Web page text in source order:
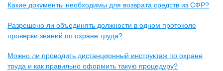
Какие документы необходимы для возврата средств из СФР?
Разрешено ли объединять должности в одном протоколе
проверки знаний по охране труда?
Можно ли проводить дистанционный инструктаж по охране
труда и как правильно оформить такую процедуру?